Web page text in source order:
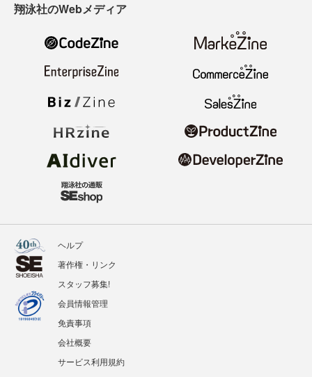
翔泳社のWebメディア
ヘルプ
著作権・リンク
スタッフ募集!
会員情報管理
免責事項
会社概要
サービス利用規約